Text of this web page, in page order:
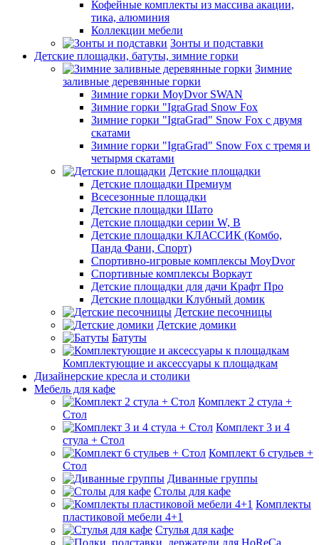
Кофейные комплекты из массива акации,
тика, алюминия
Коллекции мебели
Зонты и подставки
Детские площадки, батуты, зимние горки
Зимние
заливные деревянные горки
Зимние горки MoyDvor SWAN
Зимние горки "IgraGrad Snow Fox
Зимние горки "IgraGrad" Snow Fox с двумя
скатами
Зимние горки "IgraGrad" Snow Fox с тремя и
четырмя скатами
Детские площадки
Детские площадки Премиум
Всесезонные площадки
Детские площадки Шато
Детские площадки серии W, В
Детские площадки КЛАССИК (Комбо,
Панда Фани, Спорт)
Спортивно-игровые комплексы MoyDvor
Спортивные комплексы Воркаут
Детские площадки для дачи Крафт Про
Детские площадки Клубный домик
Детские песочницы
Детские домики
Батуты
Комплектующие и аксессуары к площадкам
Дизайнерские кресла и столики
Мебель для кафе
Комплект 2 стула +
Стол
Комплект 3 и 4
стула + Стол
Комплект 6 стульев +
Стол
Диванные группы
Столы для кафе
Комплекты
пластиковой мебели 4+1
Стулья для кафе